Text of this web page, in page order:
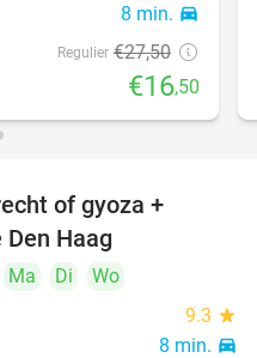
8 min. directions_car
Regulier €27,50
€16,50
of gyoza +
Haag
Ma Di
Wo
9.3 star
8 min. directions_car